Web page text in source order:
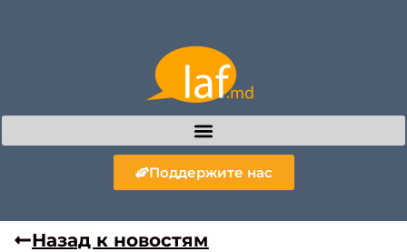
Поддержите нас
Назад к новостям